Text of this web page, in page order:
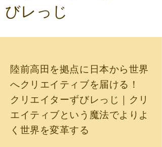
びレっじ
陸前高田を拠点に日本から世界
へクリエイティブを届ける！
クリエイターずびレっじ｜クリ
エイティブという魔法でよりよ
く世界を変革する